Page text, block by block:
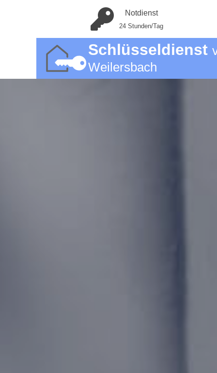
Notdienst
24 Stunden/Tag
Schlüsseldienst
Weilersbach